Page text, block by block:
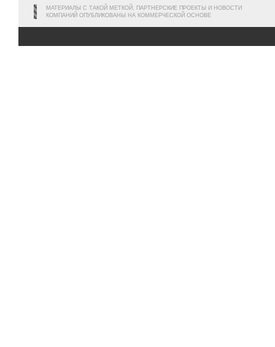
МАТЕРИАЛЫ С ТАКОЙ МЕТКОЙ, ПАРТНЕРСКИЕ ПРОЕКТЫ И НОВОСТИ
КОМПАНИЙ ОПУБЛИКОВАНЫ НА КОММЕРЧЕСКОЙ ОСНОВЕ